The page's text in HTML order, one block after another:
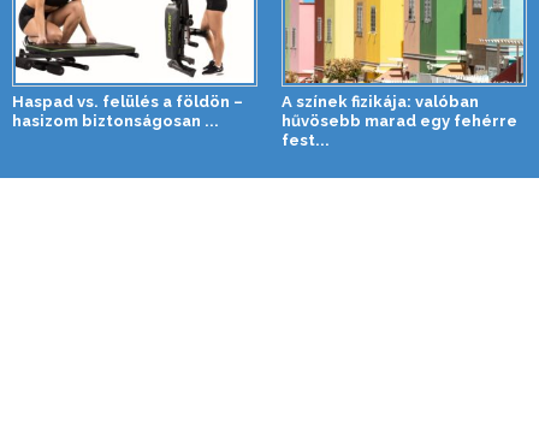
Haspad vs. felülés a földön –
hasizom biztonságosan ...
A színek fizikája: valóban
hűvösebb marad egy fehérre
fest...